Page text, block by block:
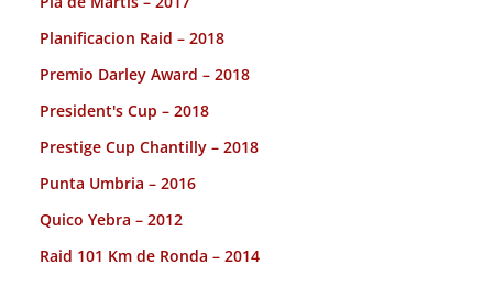
Planificacion Raid – 2018
Premio Darley Award – 2018
President's Cup – 2018
Prestige Cup Chantilly – 2018
Punta Umbria – 2016
Quico Yebra – 2012
Raid 101 Km de Ronda – 2014